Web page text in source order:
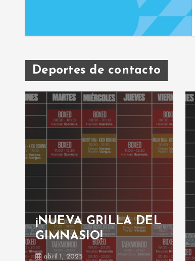
Deportes de contacto
¡NUEVA GRILLA DEL
GIMNASIO!
abril 1, 2025